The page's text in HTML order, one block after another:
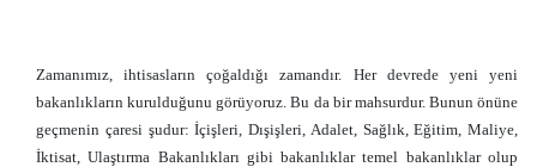
Zamanımız, ihtisasların çoğaldığı zamandır. Her devrede yeni yeni
bakanlıkların kurulduğunu görüyoruz. Bu da bir mahsurdur. Bunun önüne
geçmenin çaresi şudur: İçişleri, Dışişleri, Adalet, Sağlık, Eğitim, Maliye,
İktisat, Ulaştırma Bakanlıkları gibi bakanlıklar temel bakanlıklar olup